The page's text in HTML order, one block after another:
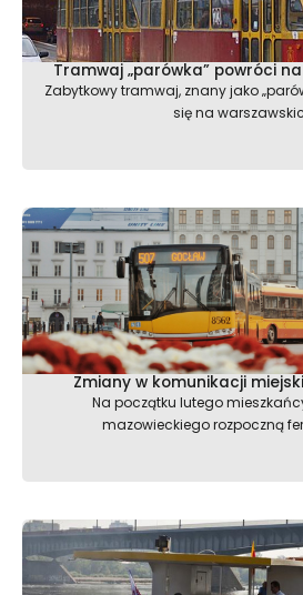
Tramwaj „parówka” powróci
Zabytkowy tramwaj, znany jako
się na
Zmiany w komunikacji
Na początku lutego
mazowieckiego rozpoczną